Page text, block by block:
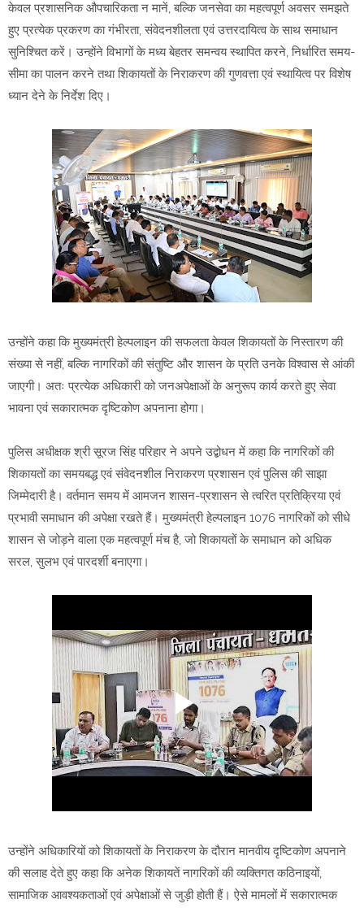
केवल प्रशासनिक औपचारिकता न मानें, बल्कि जनसेवा का महत्वपूर्ण अवसर समझते
हुए प्रत्येक प्रकरण का गंभीरता, संवेदनशीलता एवं उत्तरदायित्व के साथ समाधान
सुनिश्चित करें। उन्होंने विभागों के मध्य बेहतर समन्वय स्थापित करने, निर्धारित समय-
सीमा का पालन करने तथा शिकायतों के निराकरण की गुणवत्ता एवं स्थायित्व पर विशेष
ध्यान देने के निर्देश दिए।
उन्होंने कहा कि मुख्यमंत्री हेल्पलाइन की सफलता केवल शिकायतों के निस्तारण की
संख्या से नहीं, बल्कि नागरिकों की संतुष्टि और शासन के प्रति उनके विश्वास से आंकी
जाएगी। अतः प्रत्येक अधिकारी को जनअपेक्षाओं के अनुरूप कार्य करते हुए सेवा
भावना एवं सकारात्मक दृष्टिकोण अपनाना होगा।
पुलिस अधीक्षक श्री सूरज सिंह परिहार ने अपने उद्बोधन में कहा कि नागरिकों की
शिकायतों का समयबद्ध एवं संवेदनशील निराकरण प्रशासन एवं पुलिस की साझा
जिम्मेदारी है। वर्तमान समय में आमजन शासन-प्रशासन से त्वरित प्रतिक्रिया एवं
प्रभावी समाधान की अपेक्षा रखते हैं। मुख्यमंत्री हेल्पलाइन 1076 नागरिकों को सीधे
शासन से जोड़ने वाला एक महत्वपूर्ण मंच है, जो शिकायतों के समाधान को अधिक
सरल, सुलभ एवं पारदर्शी बनाएगा।
उन्होंने अधिकारियों को शिकायतों के निराकरण के दौरान मानवीय दृष्टिकोण अपनाने
की सलाह देते हुए कहा कि अनेक शिकायतें नागरिकों की व्यक्तिगत कठिनाइयों,
सामाजिक आवश्यकताओं एवं अपेक्षाओं से जुड़ी होती हैं। ऐसे मामलों में सकारात्मक